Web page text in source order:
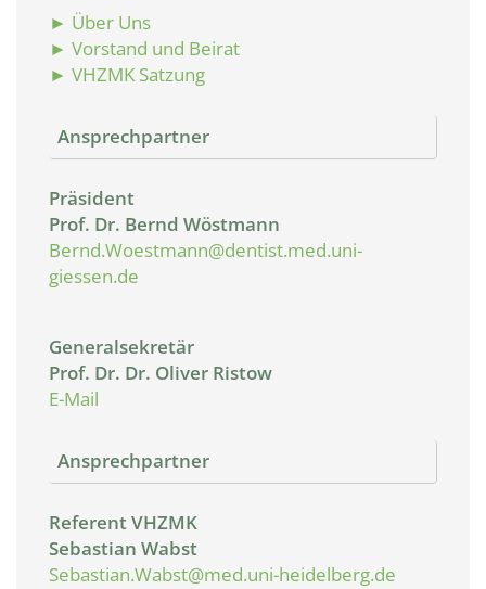
► Über Uns
► Vorstand und Beirat
► VHZMK Satzung
Ansprechpartner
Präsident
Prof. Dr. Bernd Wöstmann
Bernd.Woestmann@dentist.med.uni-
giessen.de
Generalsekretär
Prof. Dr. Dr. Oliver Ristow
E-Mail
Ansprechpartner
Referent VHZMK
Sebastian Wabst
Sebastian.Wabst@med.uni-heidelberg.de